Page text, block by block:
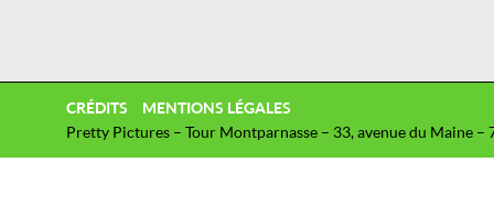
CRÉDITS
MENTIONS LÉGALES
Pretty Pictures – Tour Montparnasse – 33, avenue du Maine –